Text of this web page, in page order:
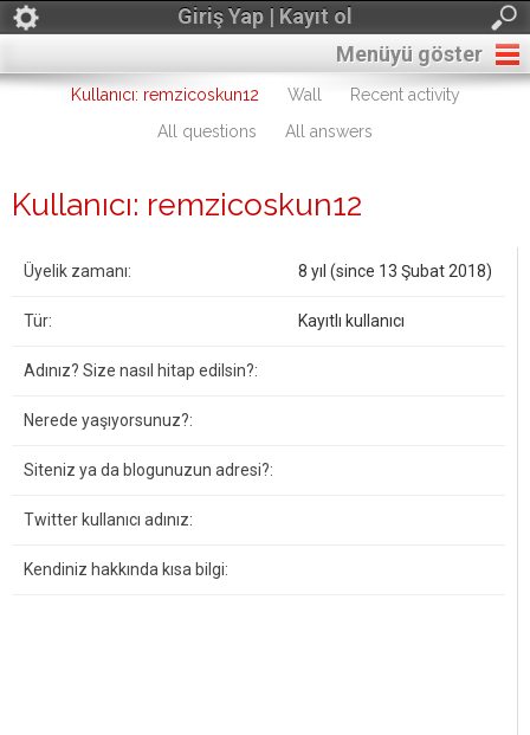
Giriş Yap | Kayıt ol
Menüyü göster
Kullanıcı: remzicoskun12 Wall
Recent activity
All questions
All answers
Kullanıcı: remzicoskun12
Üyelik zamanı: 8 yıl (since 13 Şubat 2018)
Tür: Kayıtlı kullanıcı
Adınız? Size nasıl hitap edilsin?:
Nerede yaşıyorsunuz?:
Siteniz ya da blogunuzun adresi?:
Twitter kullanıcı adınız:
Kendiniz hakkında kısa bilgi: